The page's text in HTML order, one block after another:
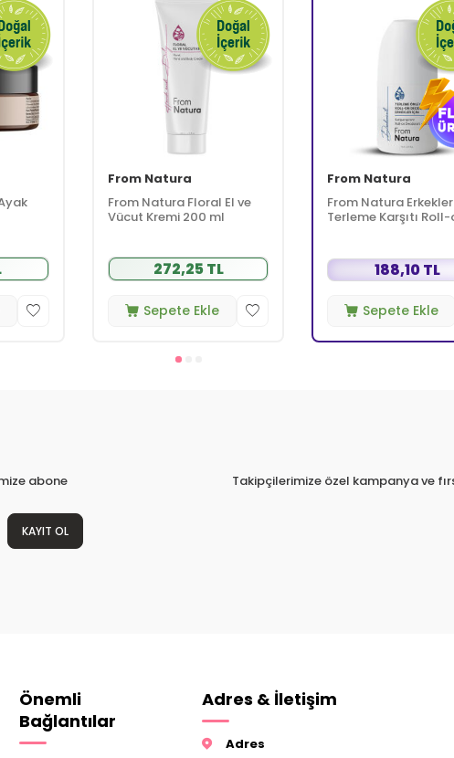
From Natura
From Natura Floral El ve
Vücut Kremi 200 ml
272,25 TL
Sepete Ekle
From Natura
From Natura
Terleme Karşıtı
188,10 TL
Sepete Ekle
abone
KAYIT OL
Takipçilerimize özel kampanya ve
Önemli
Bağlantılar
Adres & İletişim
Adres